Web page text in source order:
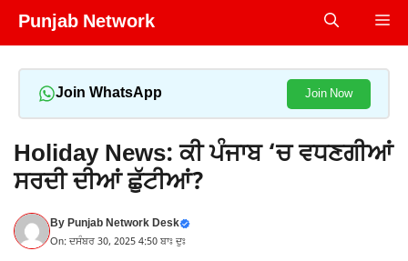
Skip
Punjab Network
Join WhatsApp Join Now
Holiday News: ਕੀ ਪੰਜਾਬ ‘ਚ ਵਧਣਗੀਆਂ
ਸਰਦੀ ਦੀਆਂ ਛੁੱਟੀਆਂ?
ByPunjab Network Desk
On: ਦਸੰਬਰ 30, 2025 4:50 ਬਾਃ ਦੁਃ